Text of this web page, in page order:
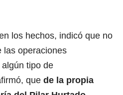
los hechos, indicó que no
las operaciones
tipo de
que de la propia